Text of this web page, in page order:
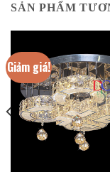
SẢN PHẨM
Giảm giá!